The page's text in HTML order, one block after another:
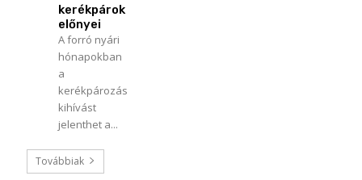
kerékpárok
előnyei
A forró nyári
hónapokban
a
kerékpározás
kihívást
jelenthet a...
Továbbiak